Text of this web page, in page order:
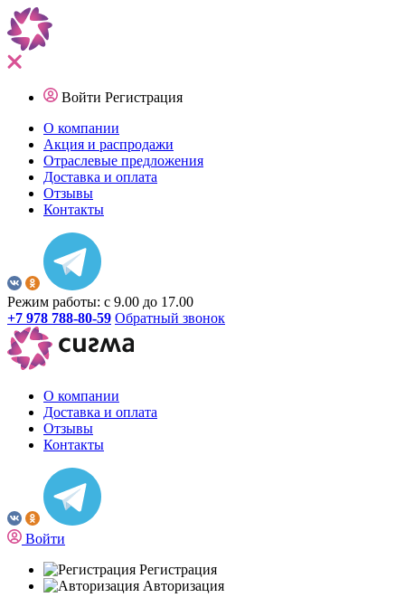
Войти Регистрация
О компании
Акция и распродажи
Отраслевые предложения
Доставка и оплата
Отзывы
Контакты
Режим работы: с 9.00 до 17.00
+7 978 788-80-59 Обратный звонок
О компании
Доставка и оплата
Отзывы
Контакты
Войти
Регистрация
Авторизация